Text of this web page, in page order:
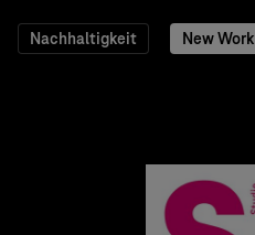
Nachhaltigkeit New Work